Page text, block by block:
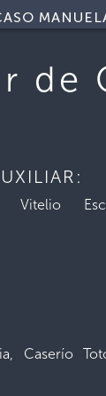
de
Vitelio
Caserío